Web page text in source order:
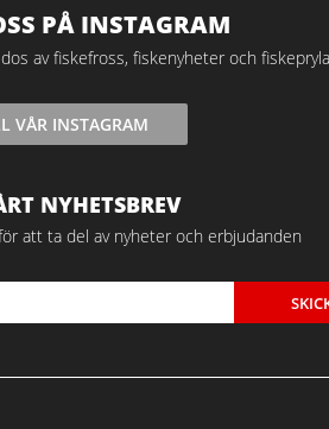
PÅ INSTAGRAM
av fiskefross, fiskenyheter och
VÅR INSTAGRAM
NYHETSBREV
att ta del av nyheter och erbjudanden